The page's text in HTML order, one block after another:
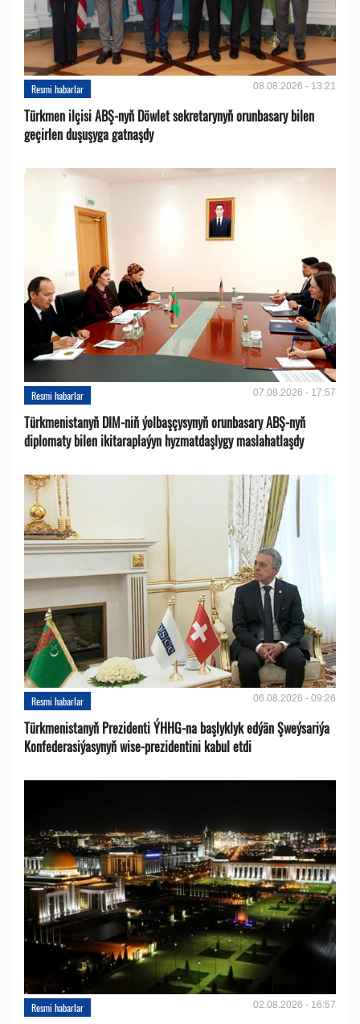
Resmi habarlar 08.08.2026 - 13:21
Türkmen ilçisi ABŞ-nyň Döwlet sekretarynyň orunbasary bilen
geçirlen duşuşyga gatnaşdy
Resmi habarlar 07.08.2026 - 17:57
Türkmenistanyň DIM-niň ýolbaşçysynyň orunbasary ABŞ-nyň
diplomaty bilen ikitaraplaýyn hyzmatdaşlygy maslahatlaşdy
Resmi habarlar 06.08.2026 - 09:26
Türkmenistanyň Prezidenti ÝHHG-na başlyklyk edýän Şweýsariýa
Konfederasiýasynyň wise-prezidentini kabul etdi
Resmi habarlar 02.08.2026 - 16:57